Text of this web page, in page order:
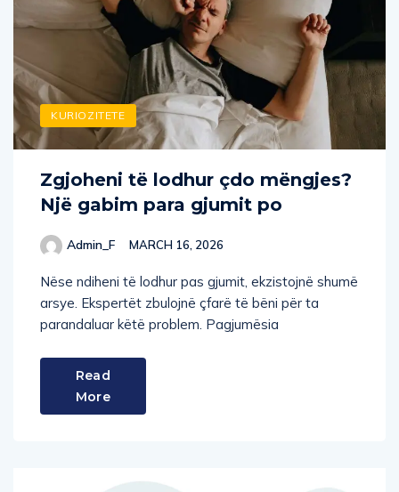
KURIOZITETE
Zgjoheni të lodhur çdo mëngjes?
Një gabim para gjumit po
Admin_F MARCH 16, 2026
Nëse ndiheni të lodhur pas gjumit, ekzistojnë shumë
arsye. Ekspertët zbulojnë çfarë të bëni për ta
parandaluar këtë problem. Pagjumësia
Read
More